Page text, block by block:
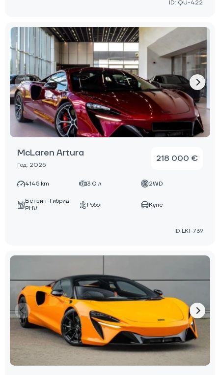
ID:IQU-422
McLaren Artura
Год: 2025
218 000 €
4145 km 3.0 л 2WD
Бензин-Гибрид
PHV
Робот Купе
ID:LKI-739